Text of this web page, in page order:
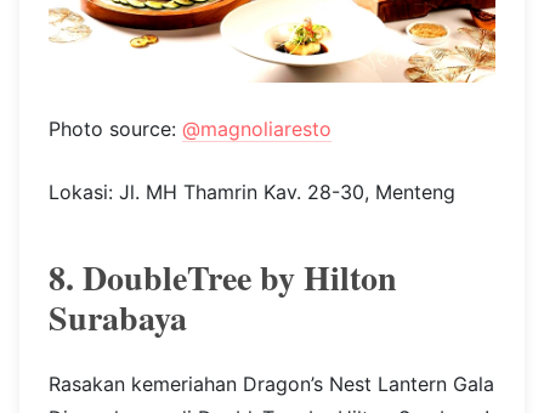
bisa menikmati promo buy 1 get 1 untuk kedua
waktu makan tersebut. Cocok untuk perayaan
bersama keluarga di momen spesial ini.
Amankan kursimu dan keluarga dengan